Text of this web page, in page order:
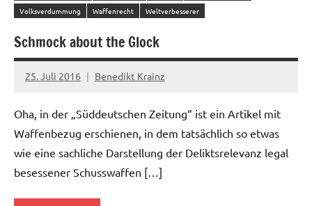
Volksverdummung
Waffenrecht Weltverbesserer
Schmock about the Glock
25. Juli 2016 Benedikt Krainz
2
Oha, in der „Süddeutschen Zeitung“ ist ein Artikel mit
Waffenbezug erschienen, in dem tatsächlich so etwas
wie eine sachliche Darstellung der Deliktsrelevanz legal
besessener Schusswaffen […]